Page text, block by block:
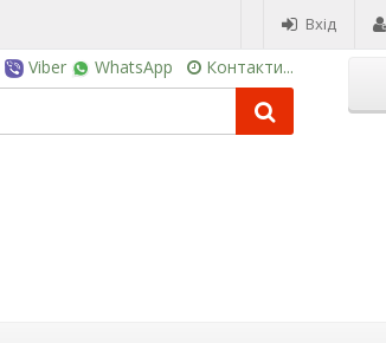
Вхід
Viber WhatsApp Контакти...